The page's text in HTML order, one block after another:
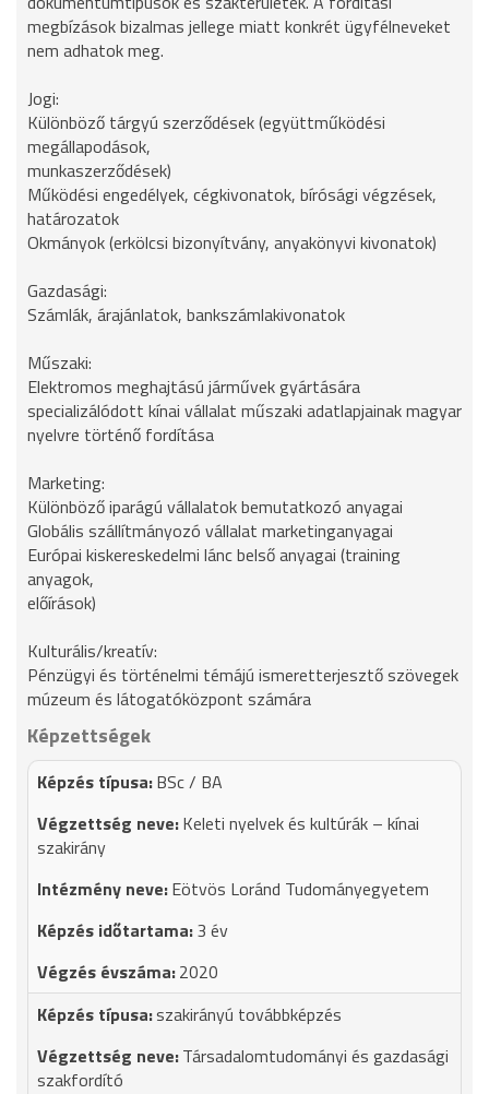
megbízások bizalmas jellege miatt konkrét ügyfélneveket
nem adhatok meg.
Jogi:
Különböző tárgyú szerződések (együttműködési
megállapodások,
munkaszerződések)
Működési engedélyek, cégkivonatok, bírósági végzések,
határozatok
Okmányok (erkölcsi bizonyítvány, anyakönyvi kivonatok)
Gazdasági:
Számlák, árajánlatok, bankszámlakivonatok
Műszaki:
Elektromos meghajtású járművek gyártására
specializálódott kínai vállalat műszaki adatlapjainak magyar
nyelvre történő fordítása
Marketing:
Különböző iparágú vállalatok bemutatkozó anyagai
Globális szállítmányozó vállalat marketinganyagai
Európai kiskereskedelmi lánc belső anyagai (training
anyagok,
előírások)
Kulturális/kreatív:
Pénzügyi és történelmi témájú ismeretterjesztő szövegek
múzeum és látogatóközpont számára
Képzettségek
BSc / BA
Keleti nyelvek és kultúrák – kínai
szakirány
Eötvös Loránd Tudományegyetem
3 év
2020
szakirányú továbbképzés
Társadalomtudományi és gazdasági
szakfordító